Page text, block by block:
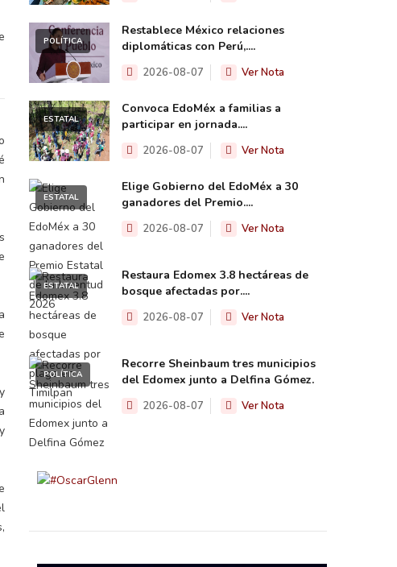
POLÍTICA
Restablece México relaciones
diplomáticas con Perú,....
2026-08-07 Ver Nota
ESTATAL
Convoca EdoMéx a familias a
participar en jornada....
2026-08-07 Ver Nota
ESTATAL
Elige Gobierno del EdoMéx a 30
ganadores del Premio....
2026-08-07 Ver Nota
ESTATAL
Restaura Edomex 3.8 hectáreas de
bosque afectadas por....
2026-08-07 Ver Nota
POLÍTICA
Recorre Sheinbaum tres municipios
del Edomex junto a Delfina Gómez.
2026-08-07 Ver Nota